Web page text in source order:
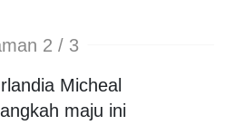
2 / 3
Micheal
maju ini